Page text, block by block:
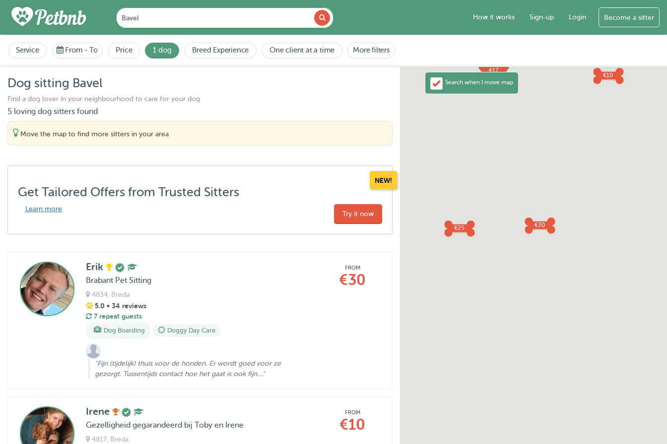
How it works Sign-up Login Become a sitter
Service From - To Price 1 dog Breed Experience One client at a time More filters
Dog sitting Bavel
Find a dog lover in your neighbourhood to care for your dog
5 loving dog sitters found
Move the map to find more sitters in your area
NEW!
Get Tailored Offers from Trusted Sitters
Learn more
Try it now
Erik
Brabant Pet Sitting
4834, Breda
5.0 • 34 reviews
7 repeat guests
Dog Boarding Doggy Day Care
"Fijn (tijdelijk) thuis voor de honden. Er wordt goed voor ze
gezorgt. Tussentijds contact hoe het gaat is ook fijn...."
FROM
€30
Irene
Gezelligheid gegarandeerd bij Toby en Irene
4817, Breda
FROM
€10
€30
€10
€17
€25
Search when I move map